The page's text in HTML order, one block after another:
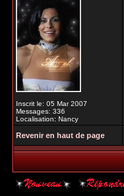
Inscrit le: 05 Mar 2007
Messages: 336
Localisation: Nancy
Revenir en haut de page